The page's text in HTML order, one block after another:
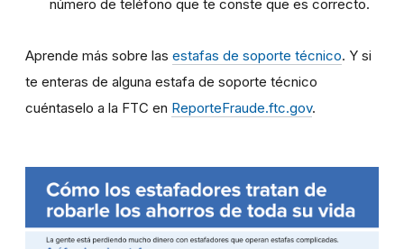
número de teléfono que te conste que es correcto.
Aprende más sobre las estafas de soporte técnico. Y si
te enteras de alguna estafa de soporte técnico
cuéntaselo a la FTC en ReporteFraude.ftc.gov.